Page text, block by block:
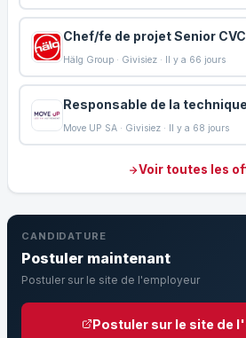
Chef/fe de projet Senior CVC
Hälg Group · Givisiez · Il y a 66 jours
Responsable de la
Move UP SA · Givisiez · Il y a 68 jours
Voir toutes les
CANDIDATURE
Postuler maintenant
Postuler sur le site de l'employeur
Postuler sur le site de